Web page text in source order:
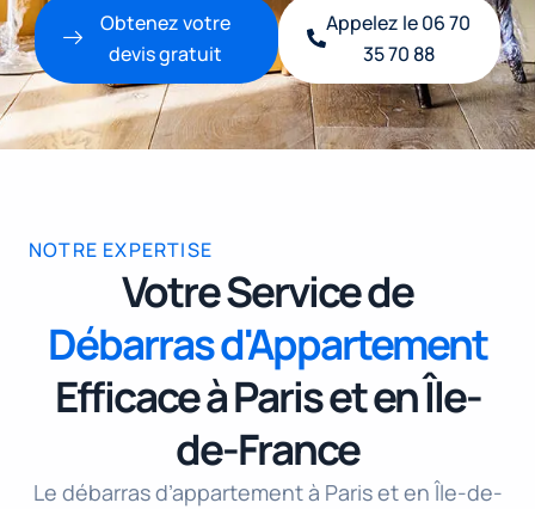
Obtenez votre
devis gratuit
Appelez le 06 70
35 70 88
NOTRE EXPERTISE
Votre Service de
Débarras d'Appartement
Efficace à Paris et en Île-
de-France
Le débarras d’appartement à Paris et en Île-de-